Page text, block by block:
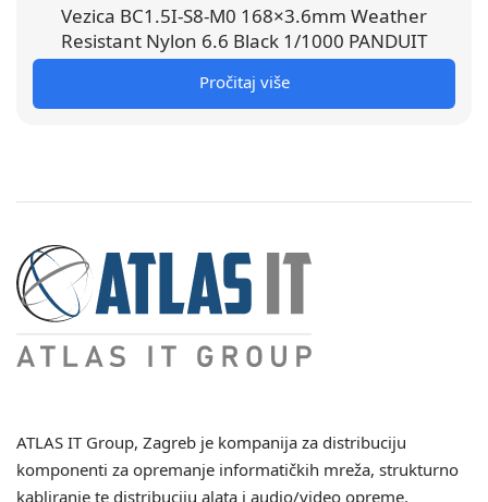
Vezica BC1.5I-S8-M0 168×3.6mm Weather
Resistant Nylon 6.6 Black 1/1000 PANDUIT
Pročitaj više
ATLAS IT Group, Zagreb je kompanija za distribuciju
komponenti za opremanje informatičkih mreža, strukturno
kabliranje te distribuciju alata i audio/video opreme.